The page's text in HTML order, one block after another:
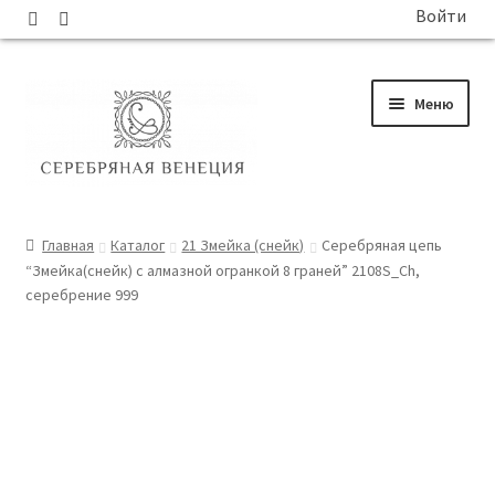
Войти
содержимому
Меню
КАТАЛОГ
Главная Каталог 21 Змейка (снейк)
Серебряная цепь
“Змейка(снейк) с алмазной огранкой 8 граней” 2108S_Ch,
серебрение 999